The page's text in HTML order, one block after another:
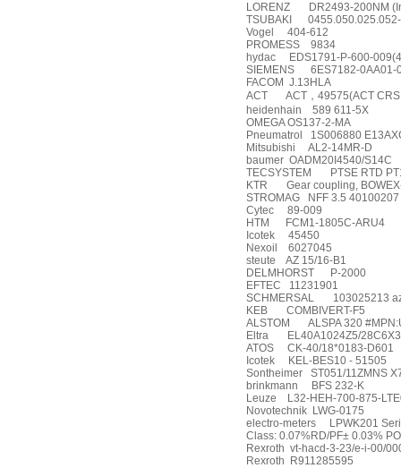
LORENZ
DR2493-200NM
TSUBAKI
Vogel
404-612
PROMESS
9834
hydac
EDS1791-P-600-
SIEMENS
6ES7182-0AA01-
FACOM J.13HLA
ACT
ACT ， 49575(ACT
heidenhain
589 611-5X
OMEGA OS137-2-MA
Pneumatrol
1S006880
Mitsubishi
AL2-14MR-D
baumer OADM20I4540/S14C
TECSYSTEM
PTSE RTD
KTR
Gear coupling,
STROMAG
NFF 3.5
Cytec
89-009
HTM
FCM1-1805C-ARU4
Icotek
45450
Nexoil
6027045
steute
AZ 15/16-B1
DELMHORST
P-2000
EFTEC
11231901
SCHMERSAL
103025213
KEB
COMBIVERT-F5
ALSTOM
ALSPA 320
Eltra
EL40A1024Z5/
ATOS
CK-40/18*0183-D601
Icotek
KEL-BES10 - 51505
Sontheimer
ST051/11ZMNS
brinkmann
BFS 232-K
Leuze
L32-HEH-700-875-
Novotechnik LWG-0175
electro-meters
LPWK201
Class: 0.07%RD/PF± 0.03%
Rexroth vt-hacd-3-23/e-i-00/
Rexroth
R911285595